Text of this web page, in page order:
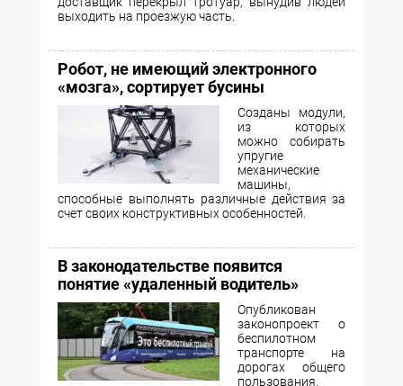
выходить на проезжую часть.
Робот, не имеющий электронного
«мозга», сортирует бусины
Созданы модули,
из которых
можно собирать
упругие
механические
машины,
способные выполнять различные действия за
счет своих конструктивных особенностей.
В законодательстве появится
понятие «удаленный водитель»
Опубликован
законопроект о
беспилотном
транспорте на
дорогах общего
пользования.